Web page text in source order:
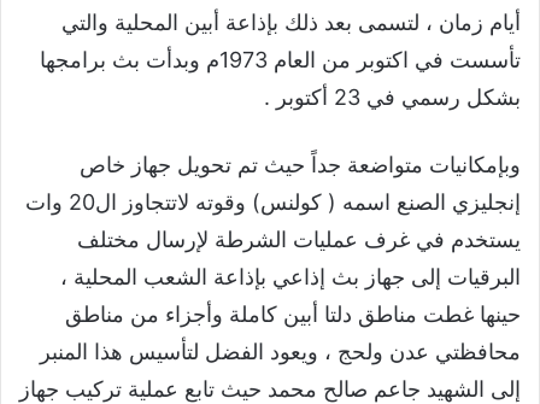
أيام زمان ، لتسمى بعد ذلك بإذاعة أبين المحلية والتي
تأسست في اكتوبر من العام 1973م وبدأت بث برامجها
بشكل رسمي في 23 أكتوبر .
وبإمكانيات متواضعة جداً حيث تم تحويل جهاز خاص
إنجليزي الصنع اسمه ( كولنس) وقوته لاتتجاوز ال20 وات
يستخدم في غرف عمليات الشرطة لإرسال مختلف
البرقيات إلى جهاز بث إذاعي بإذاعة الشعب المحلية ،
حينها غطت مناطق دلتا أبين كاملة وأجزاء من مناطق
محافظتي عدن ولحج ، ويعود الفضل لتأسيس هذا المنبر
إلى الشهيد جاعم صالح محمد حيث تابع عملية تركيب جهاز